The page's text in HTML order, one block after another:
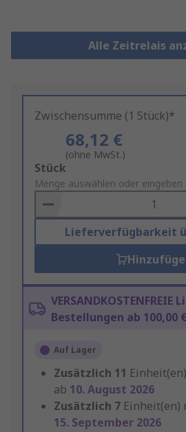
Alle Zeitrelais
Zwischensumme (1 Stück)*
68,12 €
(ohne MwSt.)
Add
to
Basket
Stück
Menge auswählen oder eingeben
Lieferverfügbarkeit
Bestellungen ab 100,00 €
Auf Lager
Zusätzlich 11
ab 10. August 2026
Zusätzlich 7 Einheit(en)
15. September 2026